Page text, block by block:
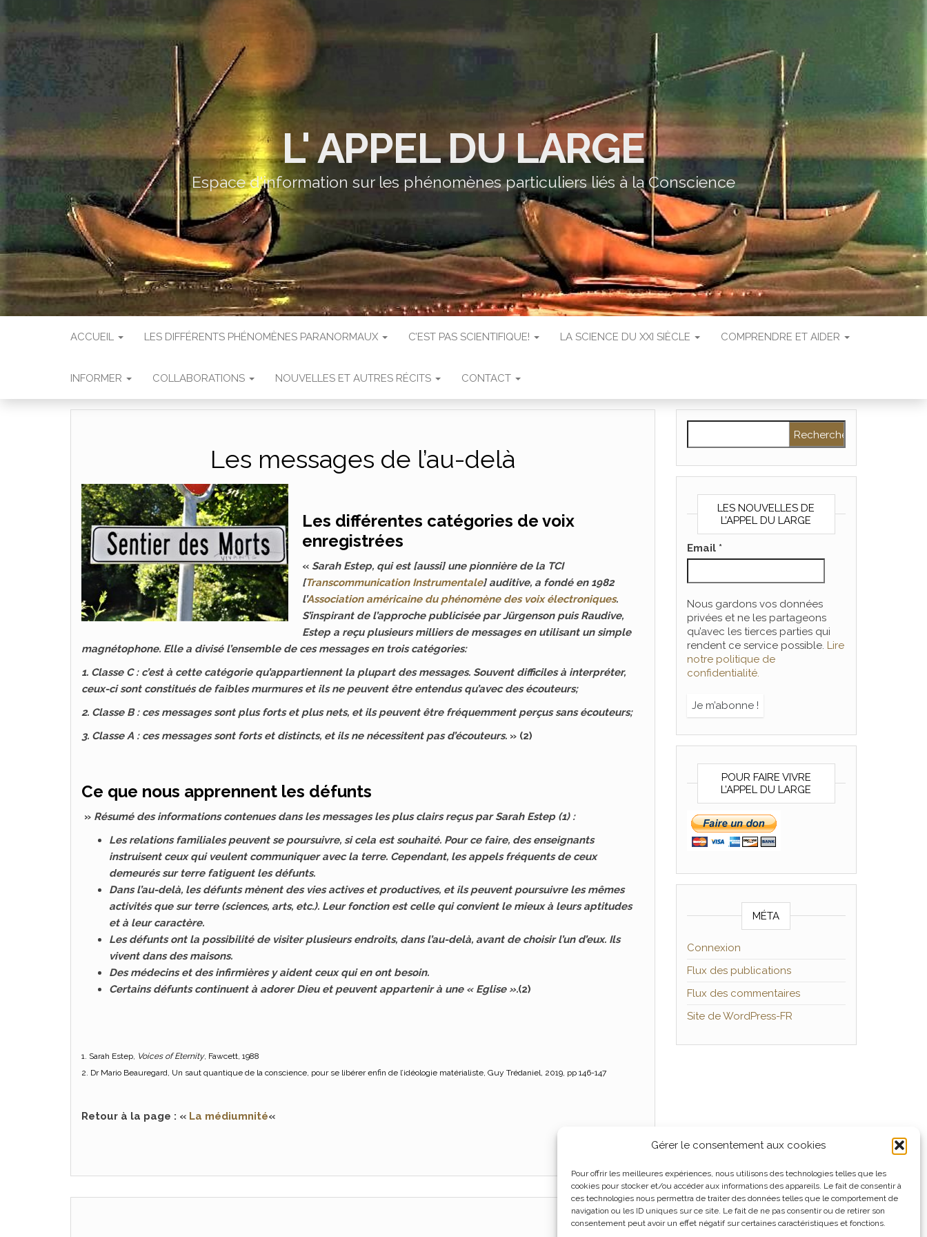
Gérer le consentement aux cookies
Pour offrir les meilleures expériences, nous utilisons des technologies telles que les
cookies pour stocker et/ou accéder aux informations des appareils. Le fait de consentir à
ces technologies nous permettra de traiter des données telles que le comportement de
navigation ou les ID uniques sur ce site. Le fait de ne pas consentir ou de retirer son
consentement peut avoir un effet négatif sur certaines caractéristiques et fonctions.
L' APPEL DU LARGE
Espace d'information sur les phénomènes particuliers liés à la Conscience
ACCUEIL LES DIFFÉRENTS PHÉNOMÈNES PARANORMAUX C’EST PAS SCIENTIFIQUE! LA SCIENCE DU XXI SIÈCLE COMPRENDRE ET AIDER
INFORMER COLLABORATIONS NOUVELLES ET AUTRES RÉCITS CONTACT
Les messages de l’au-delà
Les différentes catégories de voix
enregistrées
« Sarah Estep, qui est [aussi] une pionnière de la TCI
[Transcommunication Instrumentale] auditive, a fondé en 1982
l’Association américaine du phénomène des voix électroniques.
S’inspirant de l’approche publicisée par Jürgenson puis Raudive,
Estep a reçu plusieurs milliers de messages en utilisant un simple
magnétophone. Elle a divisé l’ensemble de ces messages en trois catégories:
1. Classe C : c’est à cette catégorie qu’appartiennent la plupart des messages. Souvent difficiles à interpréter,
ceux-ci sont constitués de faibles murmures et ils ne peuvent être entendus qu’avec des écouteurs;
2. Classe B : ces messages sont plus forts et plus nets, et ils peuvent être fréquemment perçus sans écouteurs;
3. Classe A : ces messages sont forts et distincts, et ils ne nécessitent pas d’écouteurs. » (2)
Ce que nous apprennent les défunts
» Résumé des informations contenues dans les messages les plus clairs reçus par Sarah Estep (1) :
Les relations familiales peuvent se poursuivre, si cela est souhaité. Pour ce faire, des enseignants
instruisent ceux qui veulent communiquer avec la terre. Cependant, les appels fréquents de ceux
demeurés sur terre fatiguent les défunts.
Dans l’au-delà, les défunts mènent des vies actives et productives, et ils peuvent poursuivre les mêmes
activités que sur terre (sciences, arts, etc.). Leur fonction est celle qui convient le mieux à leurs aptitudes
et à leur caractère.
Les défunts ont la possibilité de visiter plusieurs endroits, dans l’au-delà, avant de choisir l’un d’eux. Ils
vivent dans des maisons.
Des médecins et des infirmières y aident ceux qui en ont besoin.
Certains défunts continuent à adorer Dieu et peuvent appartenir à une « Eglise ».(2)
1. Sarah Estep, Voices of Eternity, Fawcett, 1988
2. Dr Mario Beauregard, Un saut quantique de la conscience, pour se libérer enfin de l’idéologie matérialiste, Guy Trédaniel, 2019, pp 146-147
Retour à la page : « La médiumnité«
LES NOUVELLES DE
L’APPEL DU LARGE
Email *
Nous gardons vos données
privées et ne les partageons
qu’avec les tierces parties qui
rendent ce service possible. Lire
notre politique de
confidentialité.
POUR FAIRE VIVRE
L’APPEL DU LARGE
MÉTA
Connexion
Flux des publications
Flux des commentaires
Site de WordPress-FR